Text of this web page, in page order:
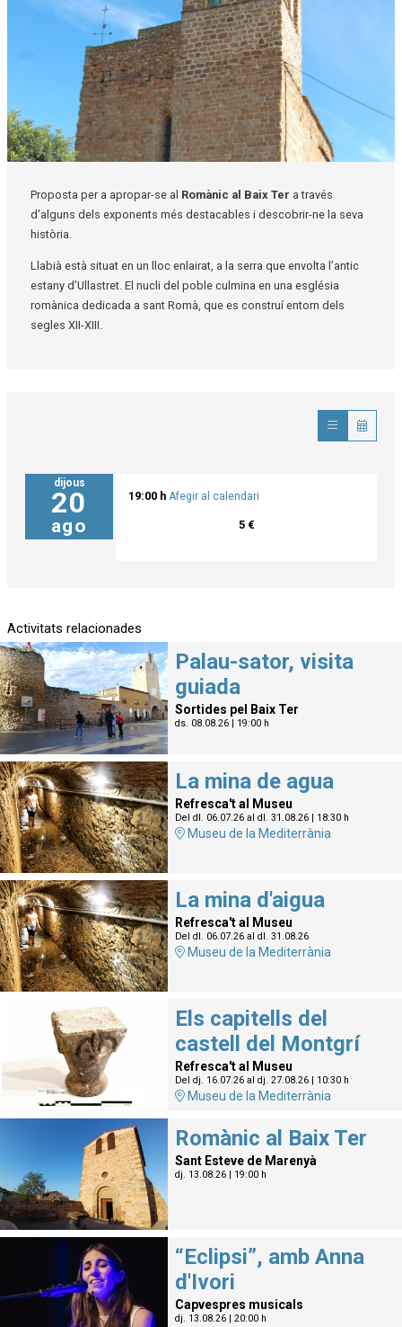
Proposta per a apropar-se al Romànic al Baix Ter a través
d'alguns dels exponents més destacables i descobrir-ne la seva
història.
Llabià està situat en un lloc enlairat, a la serra que envolta l’antic
estany d’Ullastret. El nucli del poble culmina en una església
romànica dedicada a sant Romà, que es construí entorn dels
segles XII-XIII.
dijous
20
ago
19:00 h Afegir al calendari
5 €
Activitats relacionades
Palau-sator, visita
guiada
Sortides pel Baix Ter
ds. 08.08.26| 19:00 h
La mina de agua
Refresca't al Museu
Del dl. 06.07.26al dl. 31.08.26| 18:30 h
Museu de la Mediterrània
La mina d'aigua
Refresca't al Museu
Del dl. 06.07.26al dl. 31.08.26
Museu de la Mediterrània
Els capitells del
castell del Montgrí
Refresca't al Museu
Del dj. 16.07.26al dj. 27.08.26| 10:30 h
Museu de la Mediterrània
Romànic al Baix Ter
Sant Esteve de Marenyà
dj. 13.08.26| 19:00 h
“Eclipsi”, amb Anna
d'Ivori
Capvespres musicals
dj. 13.08.26| 20:00 h